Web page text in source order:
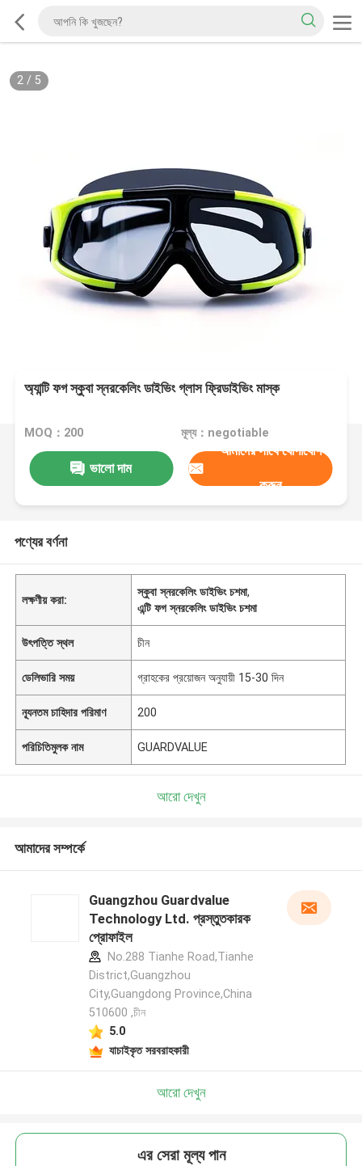
2/ 5
অ্যান্টি ফগ স্কুবা স্নরকেলিং ডাইভিং গ্লাস ফ্রিডাইভিং মাস্ক
MOQ：200 মূল্য：negotiable
ভালো দাম
আমাদের সাথে যোগাযোগ
করুন
পণ্যের বর্ণনা
লক্ষণীয় করা:
স্কুবা স্নরকেলিং ডাইভিং চশমা,
এন্টি ফগ স্নরকেলিং ডাইভিং চশমা
উৎপত্তি স্থল চীন
ডেলিভারি সময় গ্রাহকের প্রয়োজন অনুযায়ী 15-30 দিন
ন্যূনতম চাহিদার পরিমাণ 200
পরিচিতিমুলক নাম GUARDVALUE
আরো দেখুন
আমাদের সম্পর্কে
Guangzhou Guardvalue
Technology Ltd. প্রস্তুতকারক
প্রোফাইল
No.288 Tianhe Road,Tianhe
District,Guangzhou
City,Guangdong Province,China
510600 ,চীন
5.0
যাচাইকৃত সরবরাহকারী
আরো দেখুন
এর সেরা মূল্য পান